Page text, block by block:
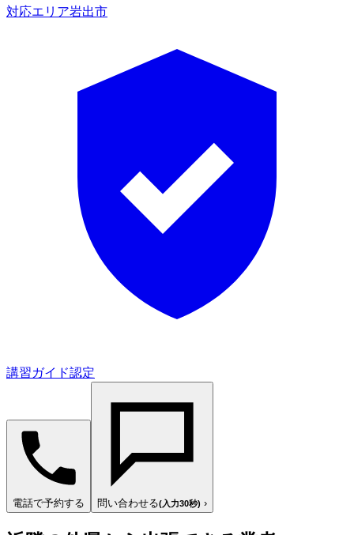
対応エリア岩出市
講習ガイド認定
電話で予約する 問い合わせる(入力30秒) ›